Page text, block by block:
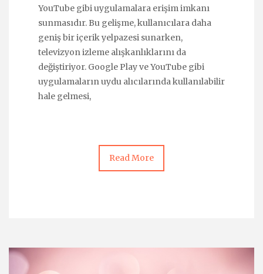
YouTube gibi uygulamalara erişim imkanı
sunmasıdır. Bu gelişme, kullanıcılara daha
geniş bir içerik yelpazesi sunarken,
televizyon izleme alışkanlıklarını da
değiştiriyor. Google Play ve YouTube gibi
uygulamaların uydu alıcılarında kullanılabilir
hale gelmesi,
Read More